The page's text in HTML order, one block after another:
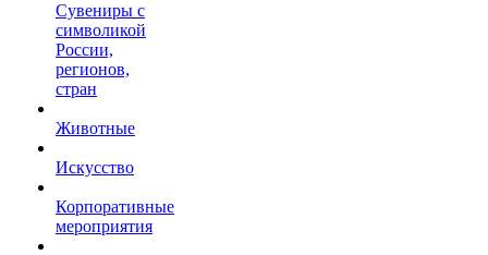
Сувениры с
символикой
России,
регионов,
стран
Животные
Искусство
Корпоративные
мероприятия